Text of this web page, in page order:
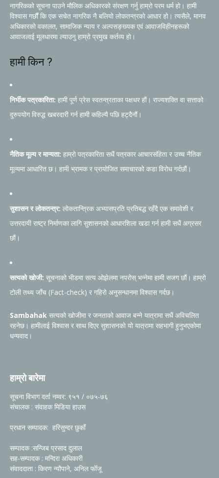
नागरिकको सूचना पाउने मौलिक अधिकारको संरक्षण गर्नु हाम्रो परम धर्म हो। हामी
विश्वास गर्छौं कि एक सचेत नागरिक नै बलियो लोकतन्त्रको आधार हो। त्यसैले, मानव
अधिकारको वकालत, सामाजिक न्याय र अल्पसङ्ख्यक एवं आवाजविहीनहरूको
आवाजलाई मूलधारमा ल्याउनु हाम्रो प्रमुख कर्तव्य हो।
हामी किन ?
निर्भीक पत्रकारिता: हामी पूर्ण प्रेस स्वतन्त्रताका पक्षधर हौं। राज्यशक्ति वा सत्ताको
दुरुपयोग विरुद्ध खबरदारी गर्न हामी कहिल्यै पछि हट्दैनौं।
नैतिक मूल्य र मान्यता: हाम्रो पत्रकारिता सधैं पत्रकार आचारसंहिता र उच्च नैतिक
मूल्यमा आधारित छ। हामी भ्रामक र प्रायोजित समाचारको कडा विरोध गर्दछौं।
सुशासन र लोकतन्त्र: लोकतान्त्रिक अभ्यासप्रति प्रतिबद्ध रहँदै एक समावेशी र
उत्तरदायी राष्ट्र निर्माणका लागि सुशासनको आधारशिला खडा गर्न हामी सधैं अग्रसर
छौं।
सत्यको खोजी: सूचनाको भीडमा सत्य ओझेलमा नपरोस् भन्नेमा हामी सजग छौं। हाम्रो
टोली तथ्य जाँच (Fact-check) र गहिरो अनुसन्धानमा विश्वास गर्दछ।
Sambahak सत्यको खोजीमा र जनताको आवाज बन्ने यात्रामा सधैं अविचलित
रहनेछ। हामीलाई विश्वास र साथ दिएर सुशासनको यो यात्रामा सहभागी हुनुभएकोमा
धन्यवाद।
हाम्रो बारेमा
सूचना विभाग दर्ता नम्वर: ९५१ / ०७५-७६
संचालक : संवाहक मिडिया हाउस
प्रधान सम्पादक: हरिसुन्दर छुकाँ
सम्पादक :सन्जिब प्रसाद दुलाल
सह-सम्पादक : मन्दिरा अधिकारी
संवाददाता : किरण न्यौपाने, अनिल फोँजू